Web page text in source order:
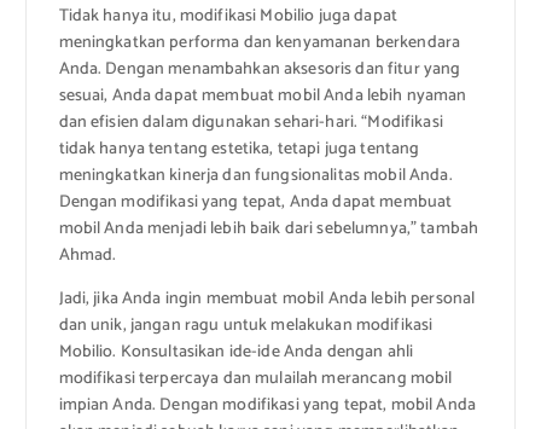
Tidak hanya itu, modifikasi Mobilio juga dapat
meningkatkan performa dan kenyamanan berkendara
Anda. Dengan menambahkan aksesoris dan fitur yang
sesuai, Anda dapat membuat mobil Anda lebih nyaman
dan efisien dalam digunakan sehari-hari. “Modifikasi
tidak hanya tentang estetika, tetapi juga tentang
meningkatkan kinerja dan fungsionalitas mobil Anda.
Dengan modifikasi yang tepat, Anda dapat membuat
mobil Anda menjadi lebih baik dari sebelumnya,” tambah
Ahmad.
Jadi, jika Anda ingin membuat mobil Anda lebih personal
dan unik, jangan ragu untuk melakukan modifikasi
Mobilio. Konsultasikan ide-ide Anda dengan ahli
modifikasi terpercaya dan mulailah merancang mobil
impian Anda. Dengan modifikasi yang tepat, mobil Anda